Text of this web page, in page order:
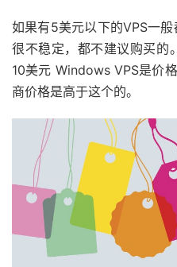
如果有5美元以下的VPS一般
很不稳定，都不建议购买的
10美元 Windows VPS是价
商价格是高于这个的。